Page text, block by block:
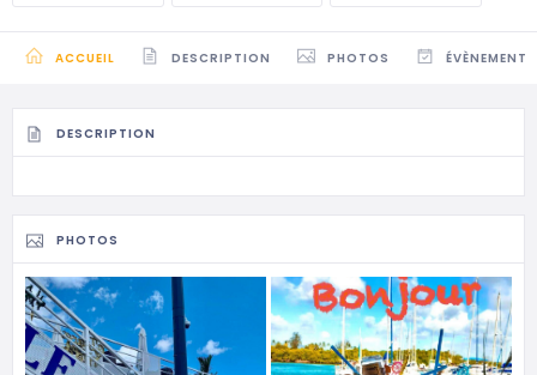
ACCUEIL DESCRIPTION PHOTOS ÉVÈNEMENTS
DESCRIPTION
PHOTOS